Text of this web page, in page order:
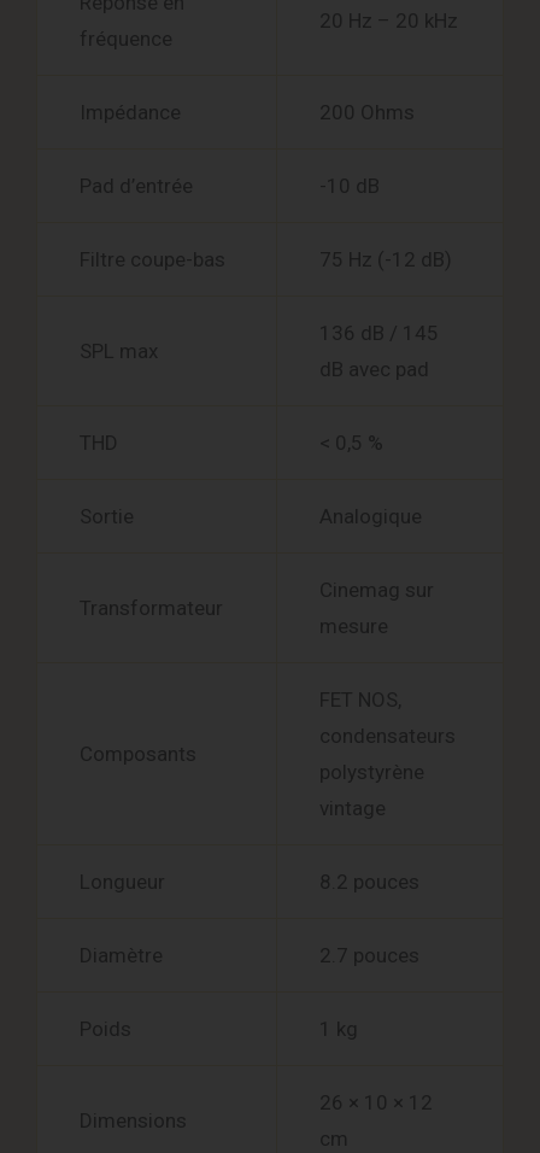
fréquence
20 Hz – 20 kHz
Impédance 200 Ohms
Pad d’entrée -10 dB
Filtre coupe-bas 75 Hz (-12 dB)
SPL max
136 dB / 145
dB avec pad
THD < 0,5 %
Sortie Analogique
Transformateur
Cinemag sur
mesure
Composants
FET NOS,
condensateurs
polystyrène
vintage
Longueur 8.2 pouces
Diamètre 2.7 pouces
Poids 1 kg
Dimensions
26 × 10 × 12
cm